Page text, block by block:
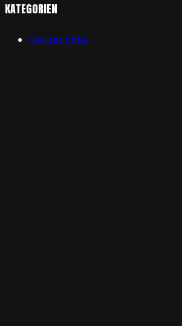
KATEGORIEN
Vorberichte